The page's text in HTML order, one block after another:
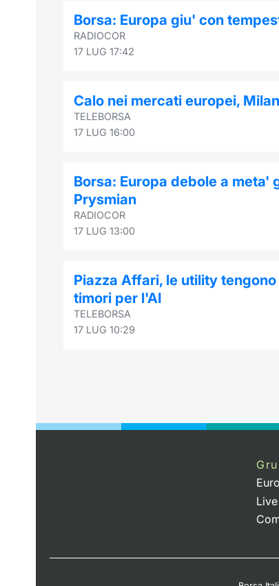
Borsa: Europa giu' con
RADIOCOR
17 LUG 17:42
Calo nei mercati europei,
TELEBORSA
17 LUG 16:00
Borsa: Europa debole a meta'
Prysmian
RADIOCOR
17 LUG 13:00
Piazza Affari, le utility
timori per l'AI
TELEBORSA
17 LUG 10:29